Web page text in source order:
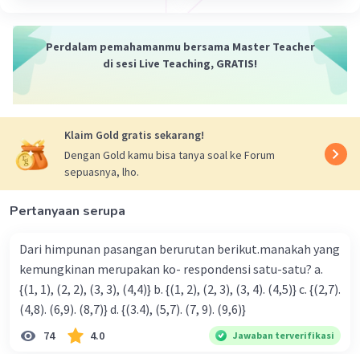
Jawaban terverifikasi
Yuks kita simak pembahasan :
Persamaan garis yang melalui titik (2, 1) dan (4,
5)
(y - y₁) / (y₂ - y₁) = (x - x₁) / (x₂ - x₁)
(y - 1)/(5 - 1) = (x - 2)/(4 - 2)
(y - 1)/4 = (x - 2)/2
2(y - 1) = 4(x - 2)
2y - 2 = 4x - 8
2y = 4x - 8 + 2
Perdalam pemahamanmu bersama Master Teacher
di sesi Live Teaching, GRATIS!
Klaim Gold gratis sekarang!
Dengan Gold kamu bisa tanya soal ke Forum
sepuasnya, lho.
Pertanyaan serupa
Dari himpunan pasangan berurutan berikut.manakah yang
kemungkinan merupakan ko- respondensi satu-satu? a.
{(1, 1), (2, 2), (3, 3), (4,4)} b. {(1, 2), (2, 3), (3, 4). (4,5)} c. {(2,7).
(4,8). (6,9). (8,7)} d. {(3.4), (5,7). (7, 9). (9,6)}
74 4.0 Jawaban terverifikasi